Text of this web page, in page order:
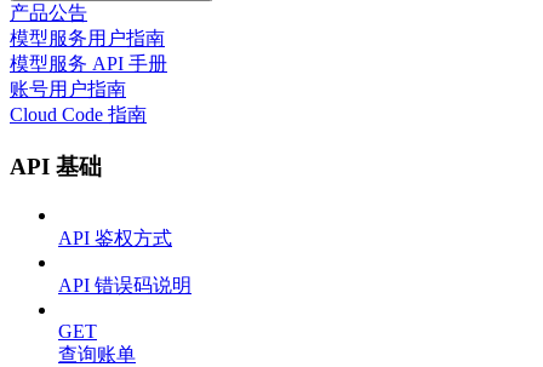
产品公告
模型服务用户指南
模型服务 API 手册
账号用户指南
Cloud Code 指南
API 基础
API 鉴权方式
API 错误码说明
GET
查询账单